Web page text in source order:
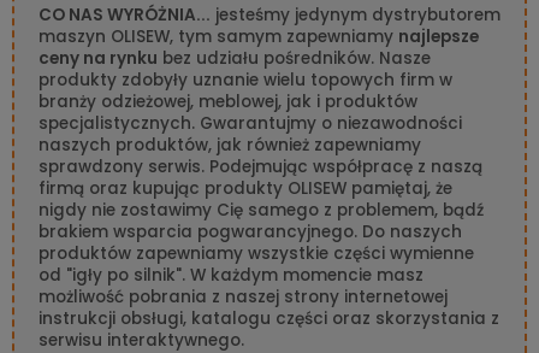
CO NAS WYRÓŻNIA... jesteśmy jedynym dystrybutorem
maszyn OLISEW, tym samym zapewniamy najlepsze
ceny na rynku bez udziału pośredników. Nasze
produkty zdobyły uznanie wielu topowych firm w
branży odzieżowej, meblowej, jak i produktów
specjalistycznych. Gwarantujmy o niezawodności
naszych produktów, jak również zapewniamy
sprawdzony serwis. Podejmując współpracę z naszą
firmą oraz kupując produkty OLISEW pamiętaj, że
nigdy nie zostawimy Cię samego z problemem, bądź
brakiem wsparcia pogwarancyjnego. Do naszych
produktów zapewniamy wszystkie części wymienne
od "igły po silnik". W każdym momencie masz
możliwość pobrania z naszej strony internetowej
instrukcji obsługi, katalogu części oraz skorzystania z
serwisu interaktywnego.